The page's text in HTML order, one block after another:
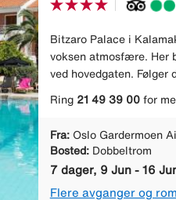
Bitzaro Palace i
voksen atmosfære. Her
ved hovedgaten. Følger
Ring 21 49 39 00for
Fra: Oslo Gardermoen
Bosted: Dobbeltrom
7 dager, 9 Jun - 16
Flere avganger og